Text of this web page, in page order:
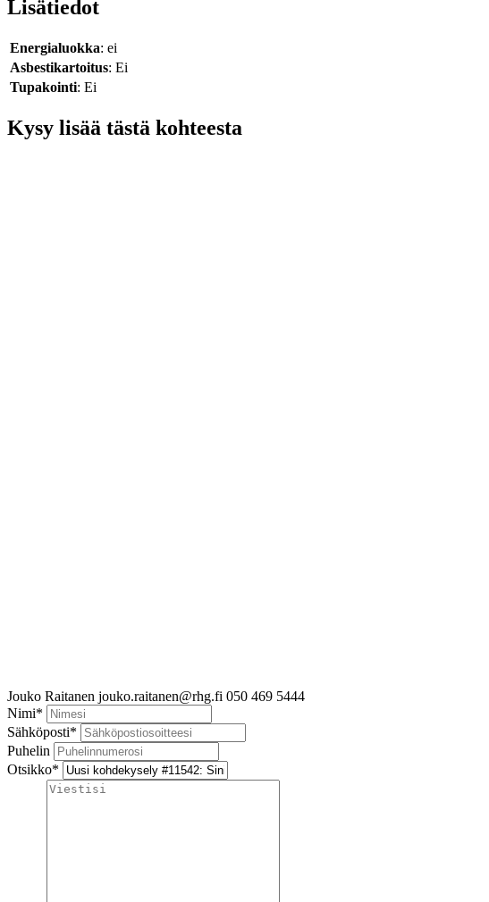
Lisätiedot
Energialuokka: ei
Asbestikartoitus: Ei
Tupakointi: Ei
Kysy lisää tästä kohteesta
Jouko Raitanen jouko.raitanen@rhg.fi 050 469 5444
Nimi*
Sähköposti*
Puhelin
Otsikko*